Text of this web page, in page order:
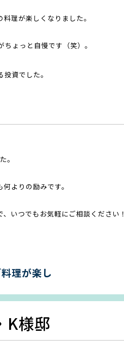
理が楽しくなりました。
ょっと自慢です（笑）。
資でした。
。
よりの励みです。
いつでもお気軽にご相談ください！
理が楽し
K様邸